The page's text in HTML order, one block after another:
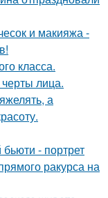
и макияжа -
класса.
лица.
а
- портрет
ракурса на